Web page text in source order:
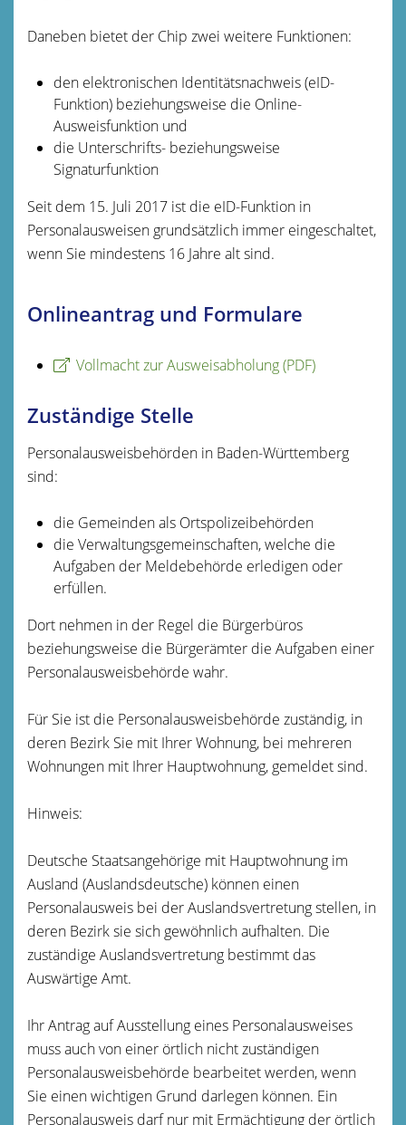
Daneben bietet der Chip zwei weitere Funktionen:
den elektronischen Identitätsnachweis (eID-
Funktion) beziehungsweise die Online-
Ausweisfunktion und
die Unterschrifts- beziehungsweise
Signaturfunktion
Seit dem 15. Juli 2017 ist die eID-Funktion in
Personalausweisen grundsätzlich immer eingeschaltet,
wenn Sie mindestens 16 Jahre alt sind.
Onlineantrag und Formulare
Vollmacht zur Ausweisabholung (PDF)
Zuständige Stelle
Personalausweisbehörden in Baden-Württemberg
sind:
die Gemeinden als Ortspolizeibehörden
die Verwaltungsgemeinschaften,welche die
Aufgaben der Meldebehörde erledigen oder
erfüllen.
Dort nehmen in der Regel die Bürgerbüros
beziehungsweise die Bürgerämter die Aufgaben einer
Personalausweisbehörde wahr.
Für Sie ist die Personalausweisbehörde zuständig, in
deren Bezirk Sie mit Ihrer Wohnung, bei mehreren
Wohnungen mit Ihrer Hauptwohnung, gemeldet sind.
Hinweis:
Deutsche Staatsangehörige mit Hauptwohnung im
Ausland (Auslandsdeutsche) können einen
Personalausweis bei der Auslandsvertretung stellen, in
deren Bezirk sie sich gewöhnlich aufhalten. Die
zuständige Auslandsvertretung bestimmt das
Auswärtige Amt.
Ihr Antrag auf Ausstellung eines Personalausweises
muss auch von einer örtlich nicht zuständigen
Personalausweisbehörde bearbeitet werden, wenn
Sie einen wichtigen Grund darlegen können. Ein
Personalausweis darf nur mit Ermächtigung der örtlich